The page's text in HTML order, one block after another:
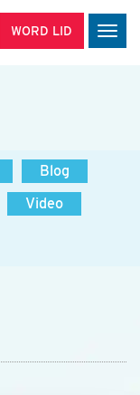
WORD LID
Blog
Video